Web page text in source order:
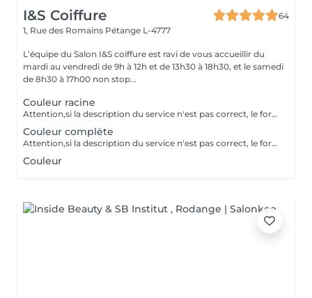
I&S Coiffure
64
1, Rue des Romains Pétange L-4777
L'équipe du Salon I&S coiffure est ravi de vous accueillir du
mardi au vendredi de 9h à 12h et de 13h30 à 18h30, et le samedi
de 8h30 à 17h00 non stop...
Couleur racine
Attention,si la description du service n'est pas correct, le forfait pourra ne pas être exécutée en entier,néanmoins la meilleure solution sera adaptée, ainsi que la différence de prix appliquée sur place. Le prix sera adaptée en supplément - à la difficulté - au supplément de produits - d'autres nécessaires techniques
Couleur complète
Attention,si la description du service n'est pas correct, le forfait pourra ne pas être exécutée en entier,néanmoins la meilleure solution sera adaptée, ainsi que la différence de prix appliquée sur place. Le prix sera adaptée en supplément - à la difficulté - au supplément de produits - d'autres nécessaires techniques
Couleur